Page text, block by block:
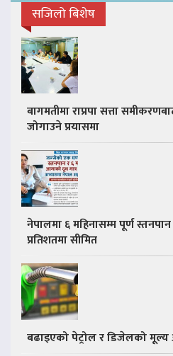
सजिलो बिशेष
बागमतीमा राप्रपा सत्ता
जोगाउने प्रयासमा
नेपालमा ६ महिनासम्म पूर्ण
प्रतिशतमा सीमित
बढाइएको पेट्रोल र डिजेलको